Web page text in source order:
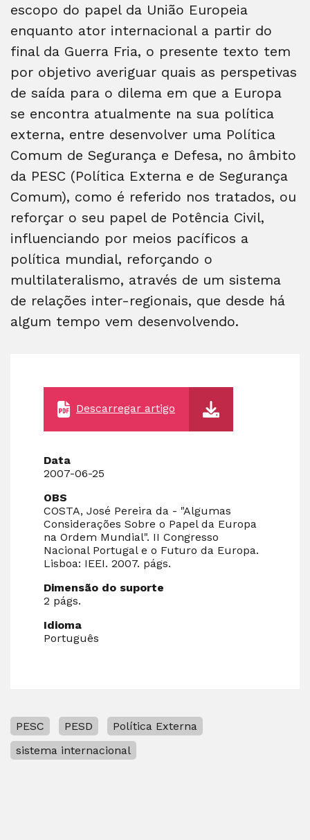
escopo do papel da União Europeia
enquanto ator internacional a partir do
final da Guerra Fria, o presente texto tem
por objetivo averiguar quais as perspetivas
de saída para o dilema em que a Europa
se encontra atualmente na sua política
externa, entre desenvolver uma Política
Comum de Segurança e Defesa, no âmbito
da PESC (Política Externa e de Segurança
Comum), como é referido nos tratados, ou
reforçar o seu papel de Potência Civil,
influenciando por meios pacíficos a
política mundial, reforçando o
multilateralismo, através de um sistema
de relações inter-regionais, que desde há
algum tempo vem desenvolvendo.
Descarregar artigo
Data
2007-06-25
OBS
COSTA, José Pereira da - "Algumas
Considerações Sobre o Papel da Europa
na Ordem Mundial". II Congresso
Nacional Portugal e o Futuro da Europa.
Lisboa: IEEI. 2007. págs.
Dimensão do suporte
2 págs.
Idioma
Português
PESC PESD
Política Externa
sistema internacional